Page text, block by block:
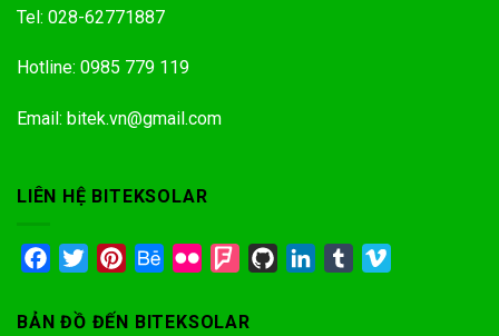
Tel: 028-62771887
Hotline: 0985 779 119
Email: bitek.vn@gmail.com
LIÊN HỆ BITEKSOLAR
FacebookTwitterPinterestBehance
Flickr Foursquare
GitHub LinkedIn
Tumblr
BẢN ĐỒ ĐẾN BITEKSOLAR